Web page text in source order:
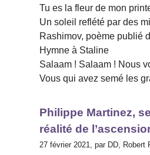
Tu es la fleur de mon
Un soleil reflété par des
Rashimov, poème publié
Hymne à Staline
Salaam ! Salaam ! Nous
Vous qui avez semé les
Philippe Martinez,
réalité de
27 février 2021, par DD, Robert